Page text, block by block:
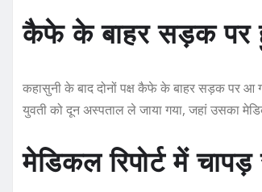
कैफे के बाहर सड़क पर
कहासुनी के बाद दोनों पक्ष कैफे के बाहर सड़क पर आ
युवती को दून अस्पताल ले जाया गया, जहां उसका
मेडिकल रिपोर्ट में